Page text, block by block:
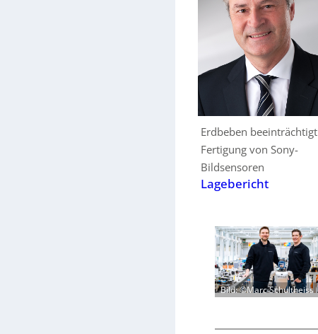
Erdbeben beeinträchtigt
Fertigung von Sony-
Bildsensoren
Lagebericht
Bild: ©Marc Schultheiss